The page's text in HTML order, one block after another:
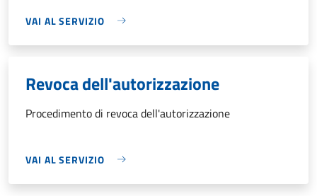
VAI AL SERVIZIO
Revoca dell'autorizzazione
Procedimento di revoca dell'autorizzazione
VAI AL SERVIZIO